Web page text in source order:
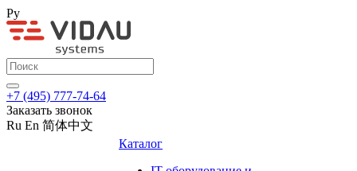
Ру
+7 (495) 777-74-64
Заказать звонок
Ru En 简体中文
Каталог